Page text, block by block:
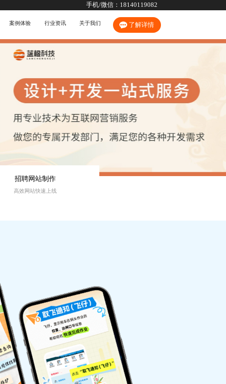
手机/微信： 18140119082
案例体验 行业资讯 关于我们 了解详情
招聘网站制作
高效网站快速上线